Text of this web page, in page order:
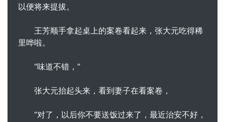
以便将来提拔。
王芳顺手拿起桌上的案卷看起来，张大元吃得稀
里哗啦。
“味道不错，”
张大元抬起头来，看到妻子在看案卷，
“对了，以后你不要送饭过来了，最近治安不好，